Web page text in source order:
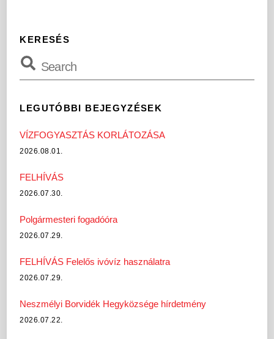
KERESÉS
LEGUTÓBBI BEJEGYZÉSEK
VÍZFOGYASZTÁS KORLÁTOZÁSA
2026.08.01.
FELHÍVÁS
2026.07.30.
Polgármesteri fogadóóra
2026.07.29.
FELHÍVÁS Felelős ivóvíz használatra
2026.07.29.
Neszmélyi Borvidék Hegyközsége hírdetmény
2026.07.22.